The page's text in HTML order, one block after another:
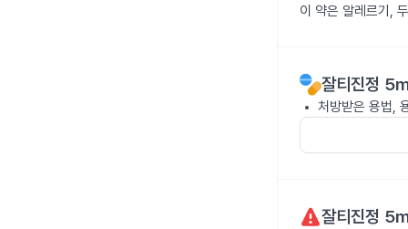
이 약은 알레르기,
잘티진정
처방받은 용법,
잘티진정